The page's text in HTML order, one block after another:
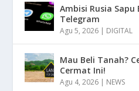
Ambisi Rusia
Telegram
Agu 5, 2026 | DIGITAL
Mau Beli Tanah?
Cermat Ini!
Agu 4, 2026 | NEWS